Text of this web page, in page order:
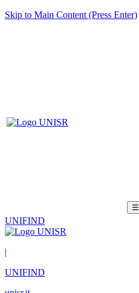
Skip to Main Content (Press Enter)
☰
UNIFIND
|
UNIFIND